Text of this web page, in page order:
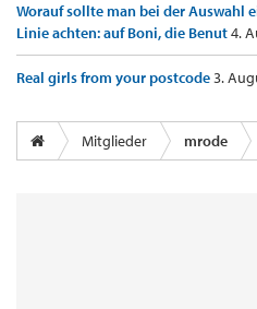
Worauf sollte man bei der Auswahl
Linie achten: auf Boni, die Benut4.
Real girls from your postcode3.
Mitglieder mrode